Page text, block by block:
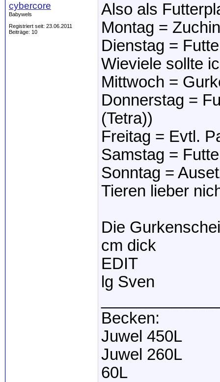
cybercore
Babywels
Registriert seit: 23.06.2011
Beiträge: 10
Also als
Montag =
Dienstag =
Wieviele sollte
Mittwoch =
Donnerstag =
(Tetra))
Freitag = Evtl.
Samstag =
Sonntag =
Tieren lieber
Die
cm dick
EDIT
lg Sven
Becken:
Juwel 450L
Juwel 260L
60L